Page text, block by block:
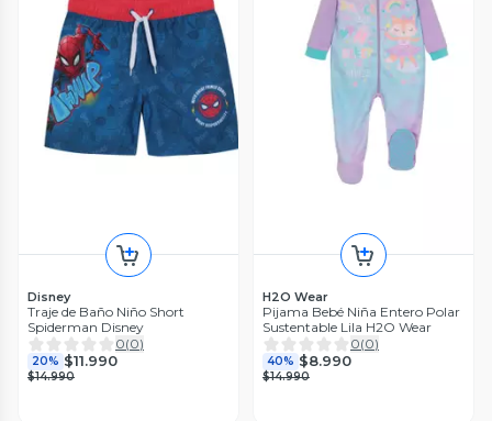
Disney
Traje de Baño Niño Short
Spiderman Disney
0(0)
20% $11.990
$14.990
H2O Wear
Pijama Bebé Niña Entero Polar
Sustentable Lila H2O Wear
0(0)
40% $8.990
$14.990